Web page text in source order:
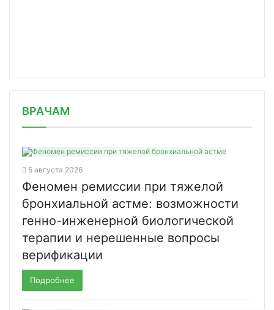
ВРАЧАМ
5 августа 2026
Феномен ремиссии при тяжелой
бронхиальной астме: возможности
генно-инженерной биологической
терапии и нерешенные вопросы
верификации
Подробнее